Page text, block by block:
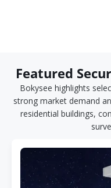
Featured
Bokysee highlights
strong market demand
residential buildings,